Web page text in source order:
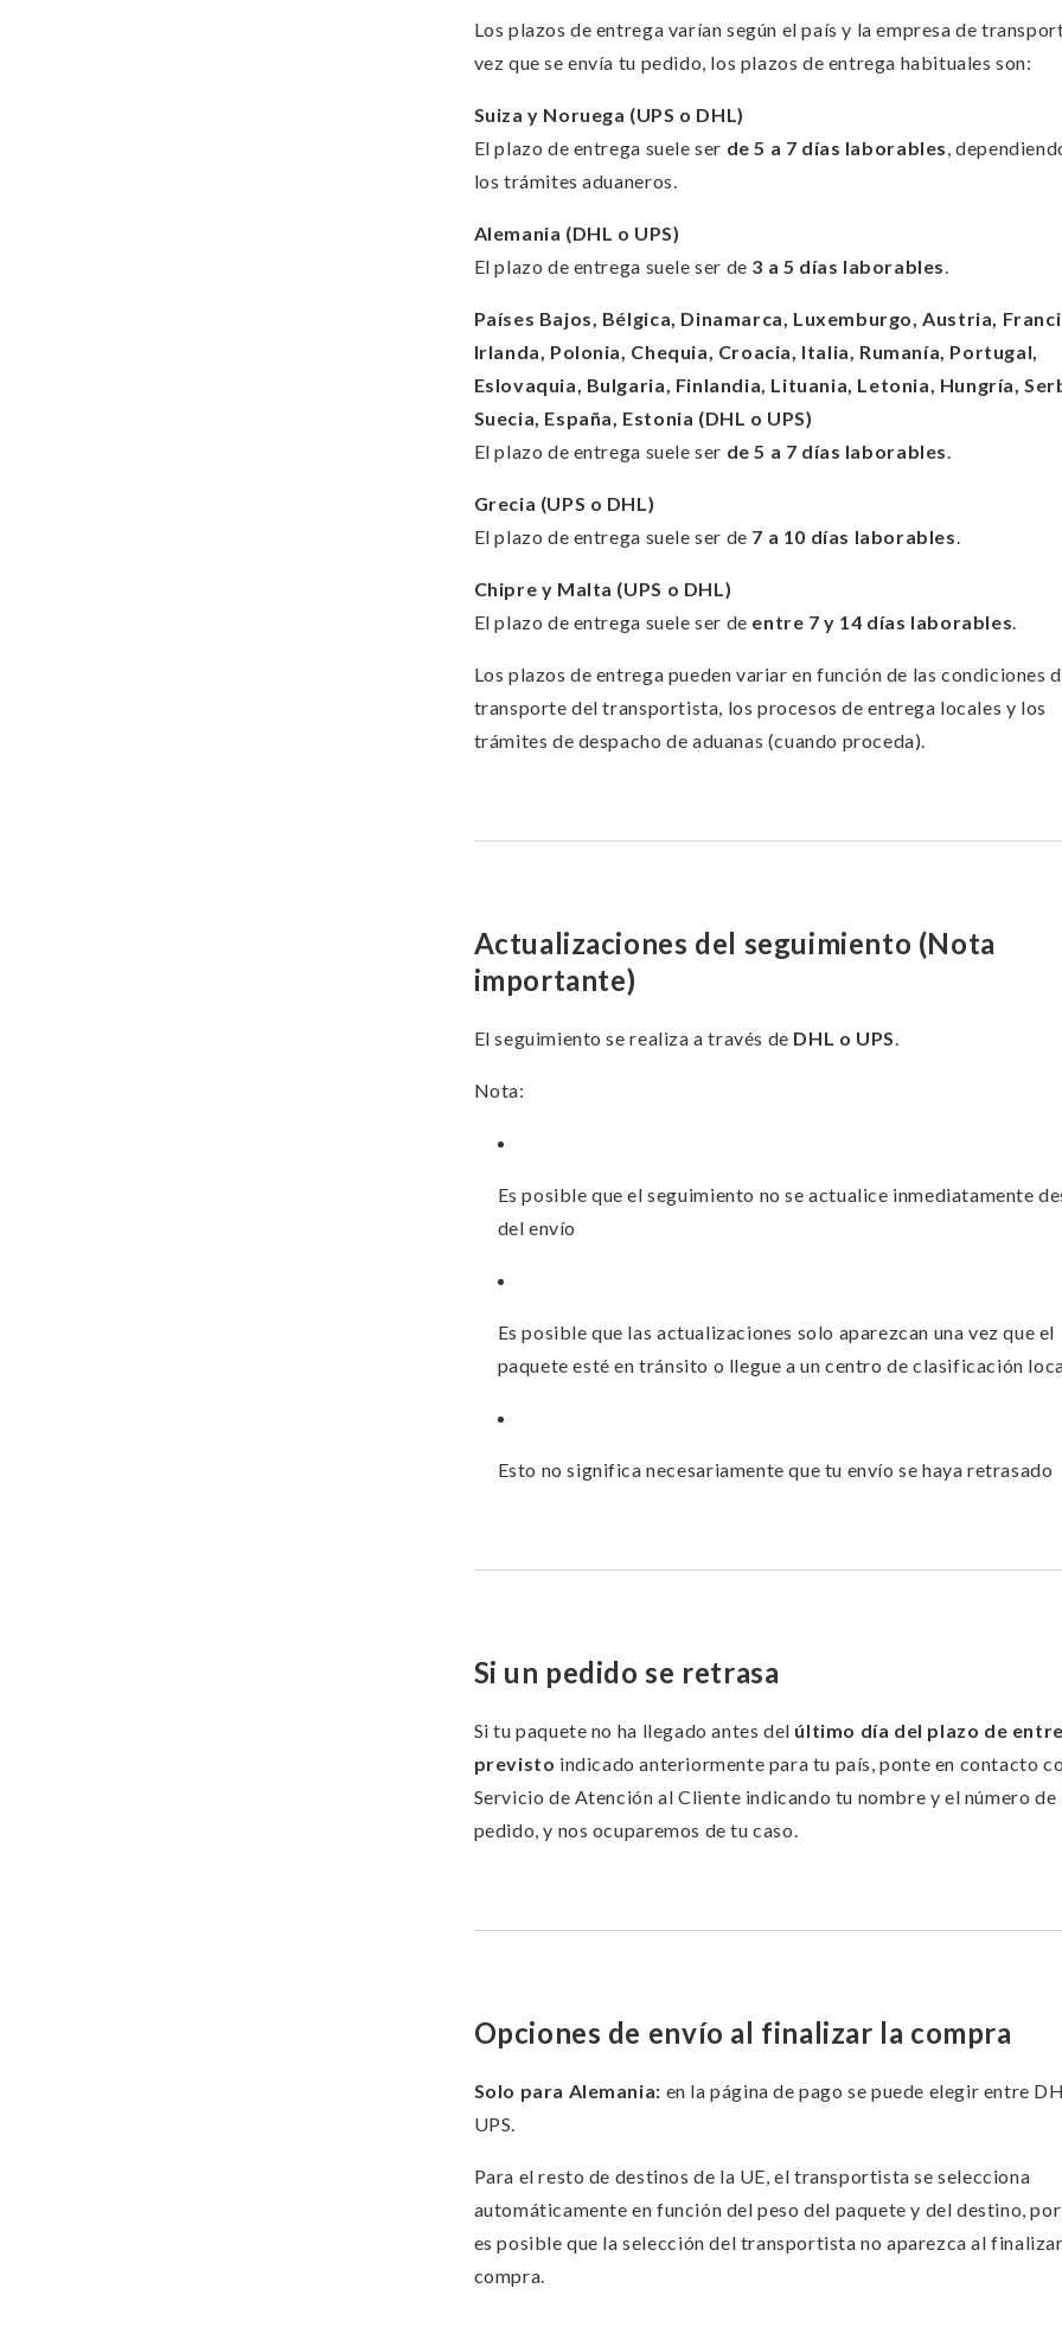
Los plazos de entrega varían según el país y la empresa de
vez que se envía tu pedido, los plazos de entrega habituales son:
Suiza y Noruega (UPS o DHL)
El plazo de entrega suele ser de 5 a 7 días laborables,
los trámites aduaneros.
Alemania (DHL o UPS)
El plazo de entrega suele ser de 3 a 5 días laborables.
Países Bajos, Bélgica, Dinamarca, Luxemburgo, Austria,
Irlanda, Polonia, Chequia, Croacia, Italia, Rumanía, Portugal,
Eslovaquia, Bulgaria, Finlandia, Lituania, Letonia, Hungría,
Suecia, España, Estonia (DHL o UPS)
El plazo de entrega suele ser de 5 a 7 días laborables.
Grecia (UPS o DHL)
El plazo de entrega suele ser de 7 a 10 días laborables.
Chipre y Malta (UPS o DHL)
El plazo de entrega suele ser de entre 7 y 14 días laborables.
Los plazos de entrega pueden variar en función de las condiciones
transporte del transportista, los procesos de entrega locales y los
trámites de despacho de aduanas (cuando proceda).
Actualizaciones del seguimiento (Nota
importante)
El seguimiento se realiza a través de DHL o UPS.
Nota:
Es posible que el seguimiento no se actualice inmediatamente
del envío
Es posible que las actualizaciones solo aparezcan una vez que el
paquete esté en tránsito o llegue a un centro de clasificación
Esto no significa necesariamente que tu envío se haya retrasado
Si un pedido se retrasa
Si tu paquete no ha llegado antes del último día del plazo de
previsto indicado anteriormente para tu país, ponte en contacto
Servicio de Atención al Cliente indicando tu nombre y el número de
pedido, y nos ocuparemos de tu caso.
Opciones de envío al finalizar la compra
Solo para Alemania: en la página de pago se puede elegir entre
UPS.
Para el resto de destinos de la UE, el transportista se selecciona
automáticamente en función del peso del paquete y del destino,
es posible que la selección del transportista no aparezca al
compra.